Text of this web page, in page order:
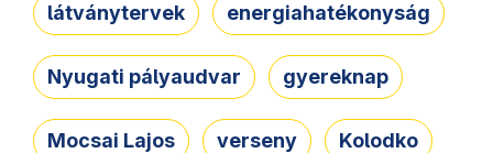
látványtervek energiahatékonyság
Nyugati pályaudvar gyereknap
Mocsai Lajos verseny Kolodko